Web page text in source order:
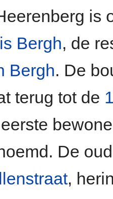
is
Bergh, de
Bergh. De
terug tot de
De
,